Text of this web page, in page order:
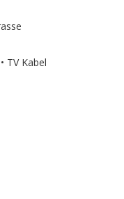
TV Kabel